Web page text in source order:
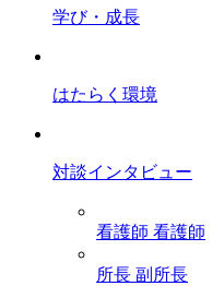
学び・成長
はたらく環境
対談インタビュー
看護師 看護師
所長 副所長